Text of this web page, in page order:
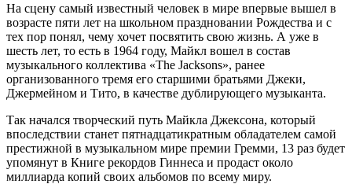
На сцену самый известный человек в мире впервые вышел в
возрасте пяти лет на школьном праздновании Рождества и с
тех пор понял, чему хочет посвятить свою жизнь. А уже в
шесть лет, то есть в 1964 году, Майкл вошел в состав
музыкального коллектива «The Jacksons», ранее
организованного тремя его старшими братьями Джеки,
Джермейном и Тито, в качестве дублирующего музыканта.
Так начался творческий путь Майкла Джексона, который
впоследствии станет пятнадцатикратным обладателем самой
престижной в музыкальном мире премии Гремми, 13 раз будет
упомянут в Книге рекордов Гиннеса и продаст около
миллиарда копий своих альбомов по всему миру.